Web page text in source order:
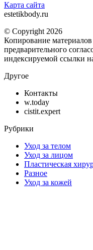
Карта сайта
estetikbody.ru
© Copyright 2026
Копирование
предварительного
индексируемой ссылки
Другое
Контакты
w.today
cistit.expert
Рубрики
Уход за телом
Уход за лицом
Пластическая
Разное
Уход за кожей